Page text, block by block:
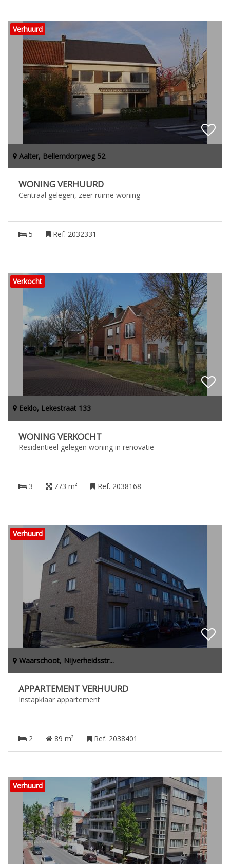
Verhuurd
Aalter, Bellemdorpweg 52
WONING VERHUURD
Centraal gelegen, zeer ruime woning
5 Ref. 2032331
Verkocht
Eeklo, Lekestraat 133
WONING VERKOCHT
Residentieel gelegen woning in renovatie
3 773 m² Ref. 2038168
Verhuurd
Waarschoot, Nijverheidsstr...
APPARTEMENT VERHUURD
Instapklaar appartement
2 89 m² Ref. 2038401
Verhuurd